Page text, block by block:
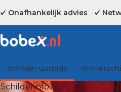
Onafhankelijk advies
Schilder uurprijs
Schilderinfo.nl